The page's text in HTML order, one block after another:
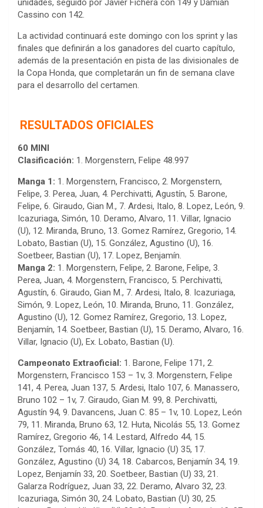
unidades, seguido por Javier Fichera con 149 y Damián
Cassino con 142.
La actividad continuará este domingo con los sprint y las
finales que definirán a los ganadores del cuarto capítulo,
además de la presentación en pista de las divisionales de
la Copa Honda, que completarán un fin de semana clave
para el desarrollo del certamen.
RESULTADOS OFICIALES
60 MINI
Clasificación: 1. Morgenstern, Felipe 48.997
Manga 1: 1. Morgenstern, Francisco, 2. Morgenstern,
Felipe, 3. Perea, Juan, 4. Perchivatti, Agustín, 5. Barone,
Felipe, 6. Giraudo, Gian M., 7. Ardesi, Italo, 8. Lopez, León, 9.
Icazuriaga, Simón, 10. Deramo, Alvaro, 11. Villar, Ignacio
(U), 12. Miranda, Bruno, 13. Gomez Ramírez, Gregorio, 14.
Lobato, Bastian (U), 15. González, Agustino (U), 16.
Soetbeer, Bastian (U), 17. Lopez, Benjamín.
Manga 2: 1. Morgenstern, Felipe, 2. Barone, Felipe, 3.
Perea, Juan, 4. Morgenstern, Francisco, 5. Perchivatti,
Agustín, 6. Giraudo, Gian M., 7. Ardesi, Italo, 8. Icazuriaga,
Simón, 9. Lopez, León, 10. Miranda, Bruno, 11. González,
Agustino (U), 12. Gomez Ramírez, Gregorio, 13. Lopez,
Benjamín, 14. Soetbeer, Bastian (U), 15. Deramo, Alvaro, 16.
Villar, Ignacio (U), Ex. Lobato, Bastian (U).
Campeonato Extraoficial: 1. Barone, Felipe 171, 2.
Morgenstern, Francisco 153 – 1v, 3. Morgenstern, Felipe
141, 4. Perea, Juan 137, 5. Ardesi, Italo 107, 6. Manassero,
Bruno 102 – 1v, 7. Giraudo, Gian M. 99, 8. Perchivatti,
Agustín 94, 9. Davancens, Juan C. 85 – 1v, 10. Lopez, León
79, 11. Miranda, Bruno 63, 12. Huta, Nicolás 55, 13. Gomez
Ramírez, Gregorio 46, 14. Lestard, Alfredo 44, 15.
González, Tomás 40, 16. Villar, Ignacio (U) 35, 17.
González, Agustino (U) 34, 18. Cabarcos, Benjamín 34, 19.
Lopez, Benjamín 33, 20. Soetbeer, Bastian (U) 33, 21.
Galarza Rodríguez, Juan 33, 22. Deramo, Alvaro 32, 23.
Icazuriaga, Simón 30, 24. Lobato, Bastian (U) 30, 25.